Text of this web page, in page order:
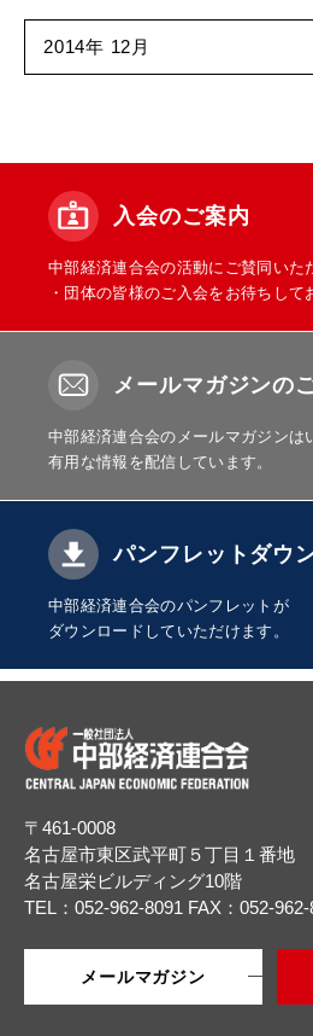
入会のご案内
中部経済連合会の活動にご賛同いた
・団体の皆様のご入会をお待ちして
メールマガジンの
中部経済連合会のメールマガジンは
有用な情報を配信しています。
パンフレットダウ
中部経済連合会のパンフレットが
ダウンロードしていただけます。
〒461-0008
名古屋市東区武平町５丁目１番地
名古屋栄ビルディング10階
TEL：052-962-8091 FAX：052-
メールマガジン